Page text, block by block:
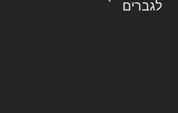
לגברים